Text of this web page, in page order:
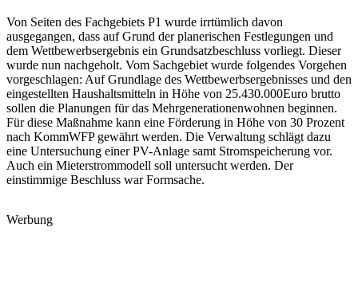
Von Seiten des Fachgebiets P1 wurde irrtümlich davon
ausgegangen, dass auf Grund der planerischen Festlegungen und
dem Wettbewerbsergebnis ein Grundsatzbeschluss vorliegt. Dieser
wurde nun nachgeholt. Vom Sachgebiet wurde folgendes Vorgehen
vorgeschlagen: Auf Grundlage des Wettbewerbsergebnisses und den
eingestellten Haushaltsmitteln in Höhe von 25.430.000Euro brutto
sollen die Planungen für das Mehrgenerationenwohnen beginnen.
Für diese Maßnahme kann eine Förderung in Höhe von 30 Prozent
nach KommWFP gewährt werden. Die Verwaltung schlägt dazu
eine Untersuchung einer PV-Anlage samt Stromspeicherung vor.
Auch ein Mieterstrommodell soll untersucht werden. Der
einstimmige Beschluss war Formsache.
Werbung